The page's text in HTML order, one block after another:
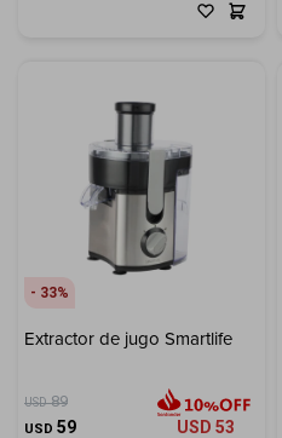
33
Extractor de jugo Smartlife
USD 89
USD 59 USD 53